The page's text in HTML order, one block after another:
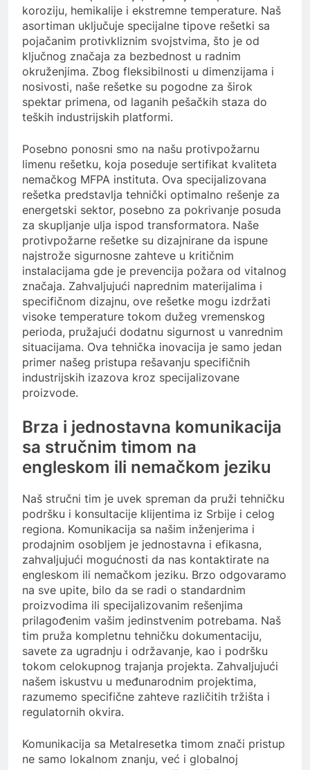
koroziju, hemikalije i ekstremne temperature. Naš
asortiman uključuje specijalne tipove rešetki sa
pojačanim protivkliznim svojstvima, što je od
ključnog značaja za bezbednost u radnim
okruženjima. Zbog fleksibilnosti u dimenzijama i
nosivosti, naše rešetke su pogodne za širok
spektar primena, od laganih pešačkih staza do
teških industrijskih platformi.
Posebno ponosni smo na našu protivpožarnu
limenu rešetku, koja poseduje sertifikat kvaliteta
nemačkog MFPA instituta. Ova specijalizovana
rešetka predstavlja tehnički optimalno rešenje za
energetski sektor, posebno za pokrivanje posuda
za skupljanje ulja ispod transformatora. Naše
protivpožarne rešetke su dizajnirane da ispune
najstrože sigurnosne zahteve u kritičnim
instalacijama gde je prevencija požara od vitalnog
značaja. Zahvaljujući naprednim materijalima i
specifičnom dizajnu, ove rešetke mogu izdržati
visoke temperature tokom dužeg vremenskog
perioda, pružajući dodatnu sigurnost u vanrednim
situacijama. Ova tehnička inovacija je samo jedan
primer našeg pristupa rešavanju specifičnih
industrijskih izazova kroz specijalizovane
proizvode.
Brza i jednostavna komunikacija
sa stručnim timom na
engleskom ili nemačkom jeziku
Naš stručni tim je uvek spreman da pruži tehničku
podršku i konsultacije klijentima iz Srbije i celog
regiona. Komunikacija sa našim inženjerima i
prodajnim osobljem je jednostavna i efikasna,
zahvaljujući mogućnosti da nas kontaktirate na
engleskom ili nemačkom jeziku. Brzo odgovaramo
na sve upite, bilo da se radi o standardnim
proizvodima ili specijalizovanim rešenjima
prilagođenim vašim jedinstvenim potrebama. Naš
tim pruža kompletnu tehničku dokumentaciju,
savete za ugradnju i održavanje, kao i podršku
tokom celokupnog trajanja projekta. Zahvaljujući
našem iskustvu u međunarodnim projektima,
razumemo specifične zahteve različitih tržišta i
regulatornih okvira.
Komunikacija sa Metalresetka timom znači pristup
ne samo lokalnom znanju, već i globalnoj